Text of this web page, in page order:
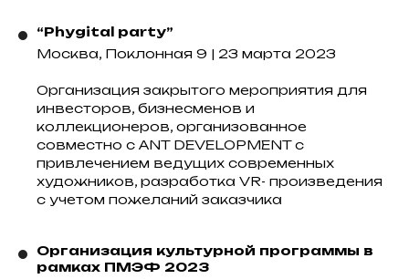
“Phygital party”
Москва, Поклонная 9 | 23 марта 2023
Организация закрытого мероприятия для
инвесторов, бизнесменов и
коллекционеров, организованное
совместно с ANT DEVELOPMENT с
привлечением ведущих современных
художников, разработка VR- произведения
с учетом пожеланий заказчика
Организация культурной программы в
рамках ПМЭФ 2023